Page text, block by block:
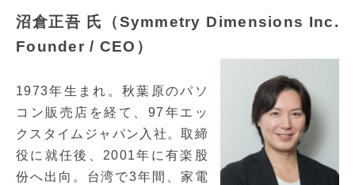
沼倉正吾 氏
（Symmetry Dimensions Inc.
Founder / CEO）
1973年生まれ。秋葉原のパソ
コン販売店を経て、97年エッ
クスタイムジャパン入社。取締
役に就任後、2001年に有楽股
份へ出向。台湾で3年間、家電